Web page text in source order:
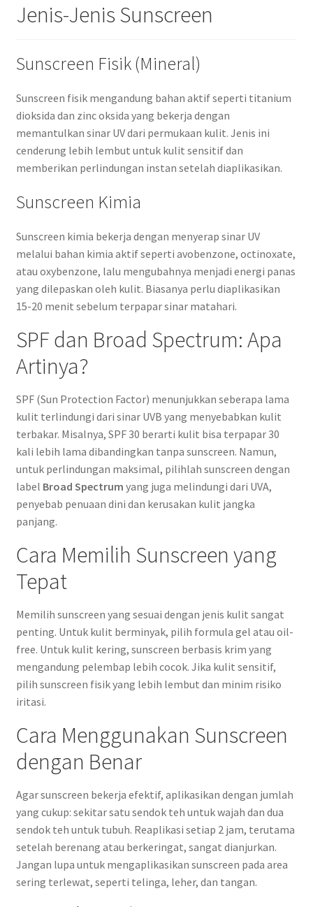
Jenis-Jenis Sunscreen
Sunscreen Fisik (Mineral)
Sunscreen fisik mengandung bahan aktif seperti titanium
dioksida dan zinc oksida yang bekerja dengan
memantulkan sinar UV dari permukaan kulit. Jenis ini
cenderung lebih lembut untuk kulit sensitif dan
memberikan perlindungan instan setelah diaplikasikan.
Sunscreen Kimia
Sunscreen kimia bekerja dengan menyerap sinar UV
melalui bahan kimia aktif seperti avobenzone, octinoxate,
atau oxybenzone, lalu mengubahnya menjadi energi panas
yang dilepaskan oleh kulit. Biasanya perlu diaplikasikan
15-20 menit sebelum terpapar sinar matahari.
SPF dan Broad Spectrum: Apa
Artinya?
SPF (Sun Protection Factor) menunjukkan seberapa lama
kulit terlindungi dari sinar UVB yang menyebabkan kulit
terbakar. Misalnya, SPF 30 berarti kulit bisa terpapar 30
kali lebih lama dibandingkan tanpa sunscreen. Namun,
untuk perlindungan maksimal, pilihlah sunscreen dengan
label Broad Spectrum yang juga melindungi dari UVA,
penyebab penuaan dini dan kerusakan kulit jangka
panjang.
Cara Memilih Sunscreen yang
Tepat
Memilih sunscreen yang sesuai dengan jenis kulit sangat
penting. Untuk kulit berminyak, pilih formula gel atau oil-
free. Untuk kulit kering, sunscreen berbasis krim yang
mengandung pelembap lebih cocok. Jika kulit sensitif,
pilih sunscreen fisik yang lebih lembut dan minim risiko
iritasi.
Cara Menggunakan Sunscreen
dengan Benar
Agar sunscreen bekerja efektif, aplikasikan dengan jumlah
yang cukup: sekitar satu sendok teh untuk wajah dan dua
sendok teh untuk tubuh. Reaplikasi setiap 2 jam, terutama
setelah berenang atau berkeringat, sangat dianjurkan.
Jangan lupa untuk mengaplikasikan sunscreen pada area
sering terlewat, seperti telinga, leher, dan tangan.